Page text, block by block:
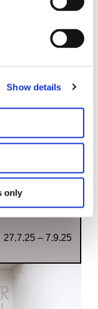
Show details
only
8.5.25 – 22.2.26
27.7.25 – 7.9.25